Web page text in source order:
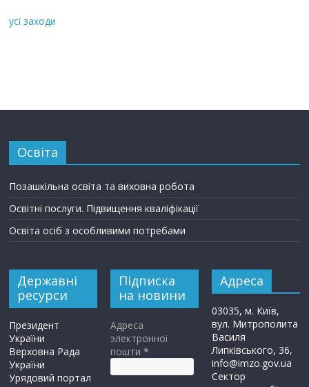
усі заходи
Освіта
Позашкільна освіта та виховна робота
Освітні послуги. Підвищення кваліфікації
Освіта осіб з особливими потребами
Державні
ресурси
Президент
України
Верховна Рада
України
Урядовий портал
Підписка
на новини
Адреса
электронної
пошти*
Адреса
03035, м. Київ,
вул. Митрополита
Василя
Липківського, 36,
info@imzo.gov.ua
Сектор